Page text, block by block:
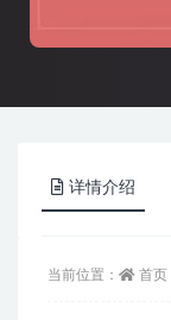
详情介绍
当前位置： 首页